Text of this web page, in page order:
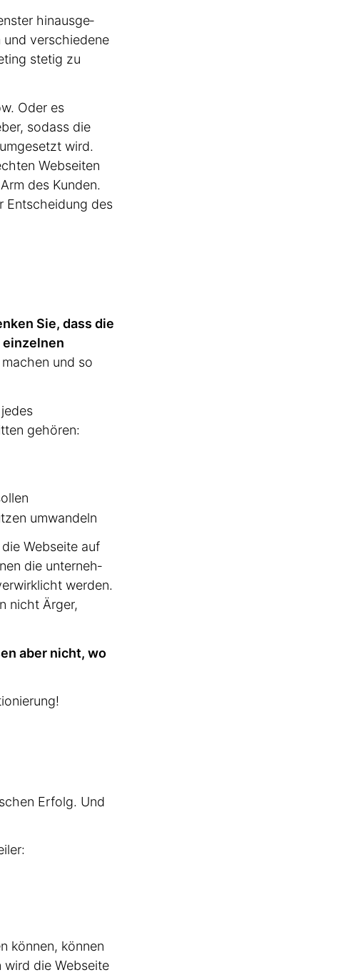
hinaus­ge­
verschiedene
stetig zu
Oder es
sodass die
wird.
Webseiten
des Kunden.
Entscheidung des
Sie, dass die
einzelnen
und so
gehören:
umwandeln
Webseite auf
die unter­neh­
werden.
nicht Ärger,
aber nicht, wo
Erfolg. Und
können, können
wird die Webseite
Training
mehr als 50